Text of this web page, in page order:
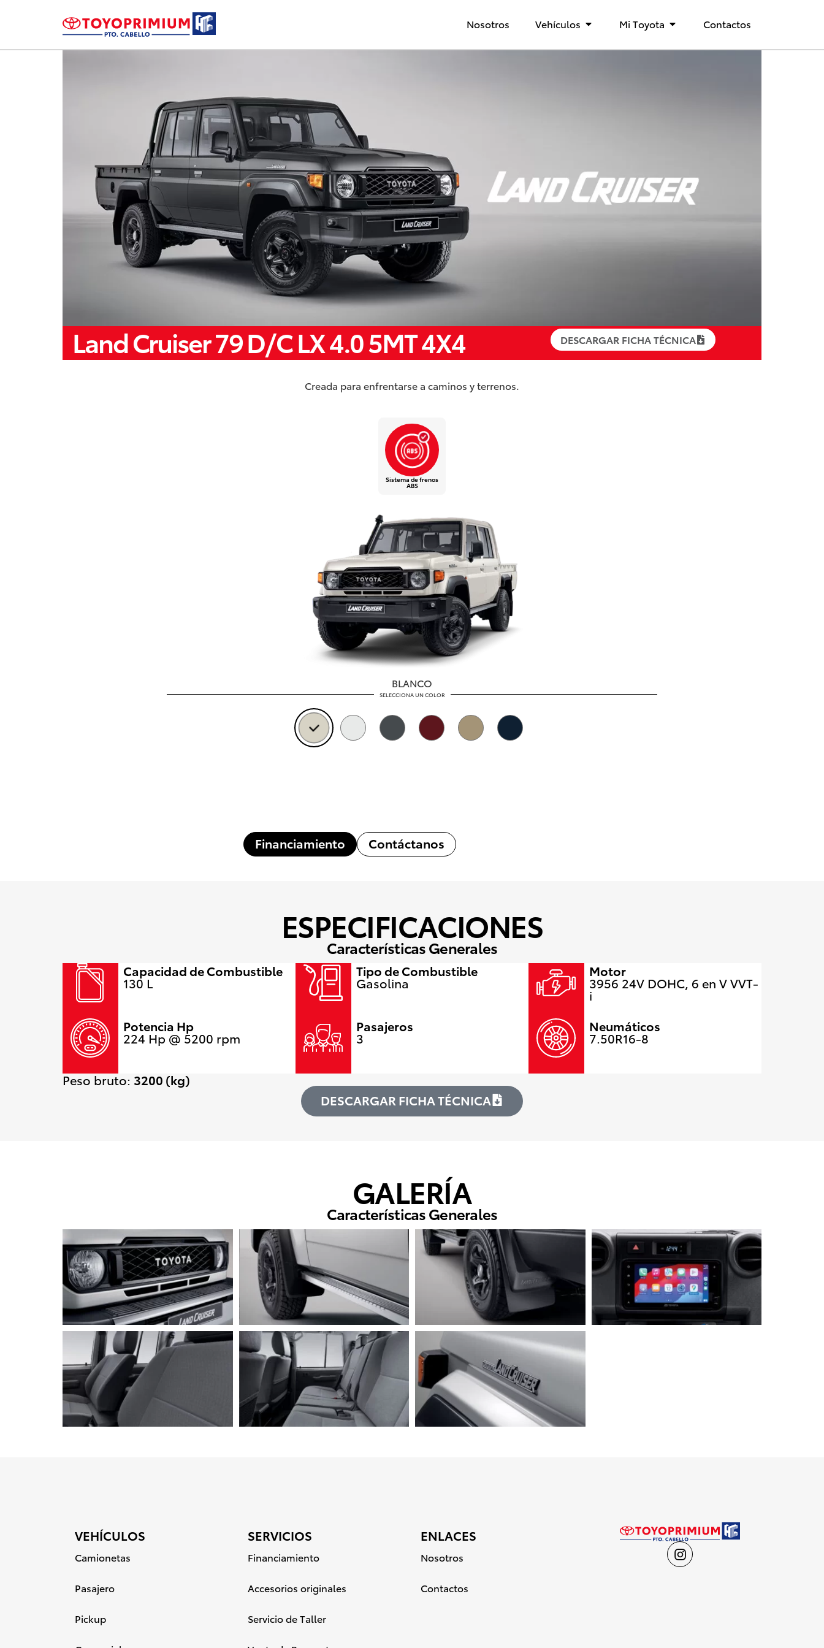
Nosotros Vehículos Mi Toyota Contactos
Land Cruiser 79 D/C LX 4.0 5MT 4X4 DESCARGAR FICHA TÉCNICA
Creada para enfrentarse a caminos y terrenos.
Sistema de frenos
ABS
BLANCO
SELECCIONA UN COLOR
Financiamiento Contáctanos
ESPECIFICACIONES
Características Generales
Capacidad de Combustible
130 L
Tipo de Combustible
Gasolina
Motor
3956 24V DOHC, 6 en V VVT-
i
Potencia Hp
224 Hp @ 5200 rpm
Pasajeros
3
Neumáticos
7.50R16-8
Peso bruto: 3200 (kg)
DESCARGAR FICHA TÉCNICA
GALERÍA
Características Generales
VEHÍCULOS
Camionetas
Pasajero
Pickup
SERVICIOS
Financiamiento
Accesorios originales
Servicio de Taller
ENLACES
Nosotros
Contactos